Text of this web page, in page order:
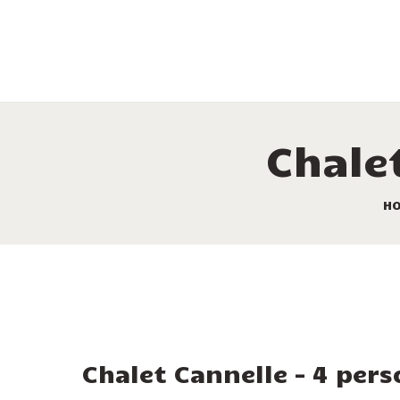
Chalet Cannelle – 4